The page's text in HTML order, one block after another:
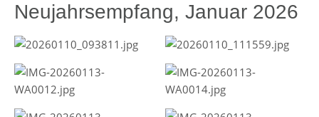
Neujahrsempfang, Januar 2026